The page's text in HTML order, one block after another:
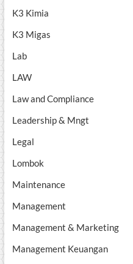
K3 Kimia
K3 Migas
Lab
LAW
Law and Compliance
Leadership & Mngt
Legal
Lombok
Maintenance
Management
Management & Marketing
Management Keuangan